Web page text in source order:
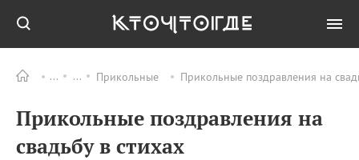
Прикольные Прикольные поздравления на
Прикольные поздравления на
свадьбу в стихах
ПРАЗДНИКИ Все
09.08 День памяти
великомученика и